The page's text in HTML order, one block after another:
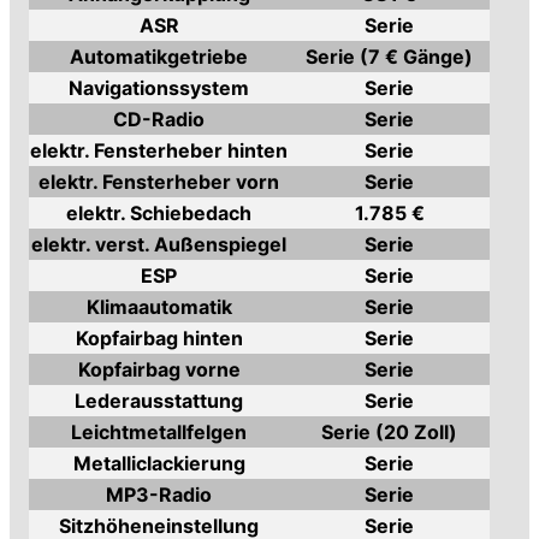
ASR
Serie
Automatikgetriebe
Serie (7 € Gänge)
Navigationssystem
Serie
CD-Radio
Serie
elektr. Fensterheber hinten
Serie
elektr. Fensterheber vorn
Serie
elektr. Schiebedach
1.785 €
elektr. verst. Außenspiegel
Serie
ESP
Serie
Klimaautomatik
Serie
Kopfairbag hinten
Serie
Kopfairbag vorne
Serie
Lederausstattung
Serie
Leichtmetallfelgen
Serie (20 Zoll)
Metalliclackierung
Serie
MP3-Radio
Serie
Sitzhöheneinstellung
Serie